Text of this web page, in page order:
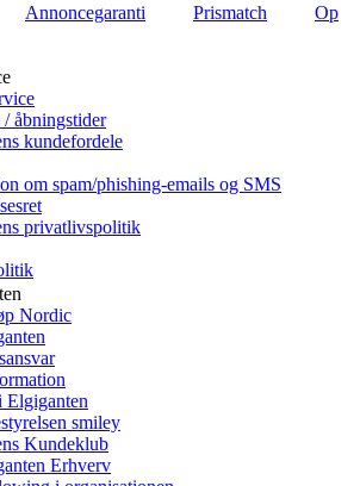
Annoncegaranti Prismatch
Op
/ åbningstider
kundefordele
om spam/phishing-emails og SMS
privatlivspolitik
Nordic
Elgiganten
smiley
Kundeklub
Erhverv